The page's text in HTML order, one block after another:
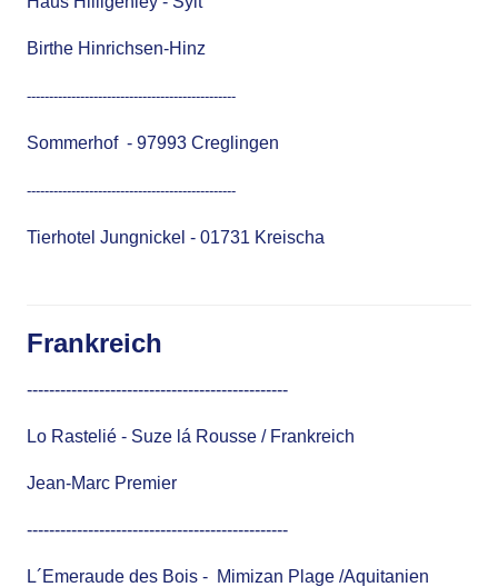
Birthe Hinrichsen-Hinz
-----------------------------------------------
Sommerhof- 97993 Creglingen
-----------------------------------------------
Tierhotel Jungnickel - 01731 Kreischa
Frankreich
-----------------------------------------------
Lo Rastelié - Suze lá Rousse / Frankreich
Jean-Marc Premier
-----------------------------------------------
L´Emeraude des Bois - Mimizan Plage /Aquitanien